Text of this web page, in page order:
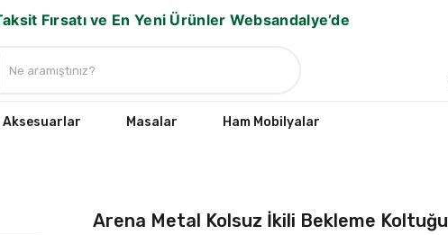
Fırsatı ve En Yeni Ürünler Websandalye’de
Aksesuarlar Masalar Ham Mobilyalar
Arena Metal Kolsuz İkili Bekleme Koltuğu